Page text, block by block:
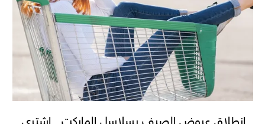
انطلاق عروض الصيف بسلاسل الماركت.. اشتري